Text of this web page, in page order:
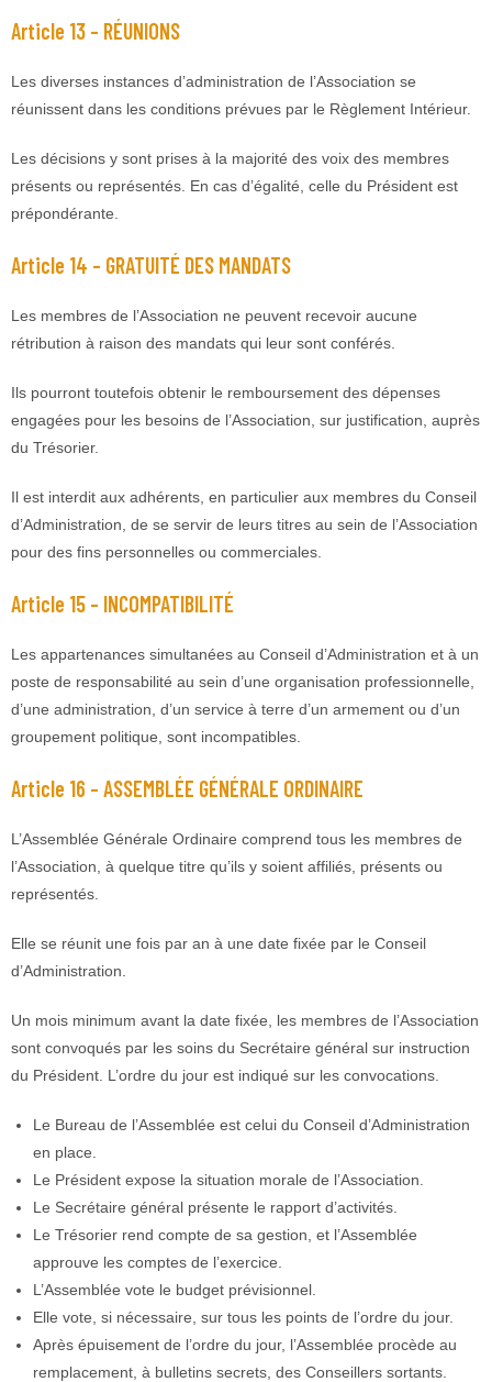
Article 13 – RÉUNIONS
Les diverses instances d’administration de l’Association se
réunissent dans les conditions prévues par le Règlement Intérieur.
Les décisions y sont prises à la majorité des voix des membres
présents ou représentés. En cas d’égalité, celle du Président est
prépondérante.
Article 14 – GRATUITÉ DES MANDATS
Les membres de l’Association ne peuvent recevoir aucune
rétribution à raison des mandats qui leur sont conférés.
Ils pourront toutefois obtenir le remboursement des dépenses
engagées pour les besoins de l’Association, sur justification, auprès
du Trésorier.
Il est interdit aux adhérents, en particulier aux membres du Conseil
d’Administration, de se servir de leurs titres au sein de l’Association
pour des fins personnelles ou commerciales.
Article 15 – INCOMPATIBILITÉ
Les appartenances simultanées au Conseil d’Administration et à un
poste de responsabilité au sein d’une organisation professionnelle,
d’une administration, d’un service à terre d’un armement ou d’un
groupement politique, sont incompatibles.
Article 16 – ASSEMBLÉE GÉNÉRALE ORDINAIRE
L’Assemblée Générale Ordinaire comprend tous les membres de
l’Association, à quelque titre qu’ils y soient affiliés, présents ou
représentés.
Elle se réunit une fois par an à une date fixée par le Conseil
d’Administration.
Un mois minimum avant la date fixée, les membres de l’Association
sont convoqués par les soins du Secrétaire général sur instruction
du Président. L’ordre du jour est indiqué sur les convocations.
Le Bureau de l’Assemblée est celui du Conseil d’Administration
en place.
Le Président expose la situation morale de l’Association.
Le Secrétaire général présente le rapport d’activités.
Le Trésorier rend compte de sa gestion, et l’Assemblée
approuve les comptes de l’exercice.
L’Assemblée vote le budget prévisionnel.
Elle vote, si nécessaire, sur tous les points de l’ordre du jour.
Après épuisement de l’ordre du jour, l’Assemblée procède au
remplacement, à bulletins secrets, des Conseillers sortants.